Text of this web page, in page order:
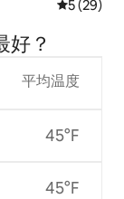
平均评分
5 (29)
好？
平均温度
45°F
45°F